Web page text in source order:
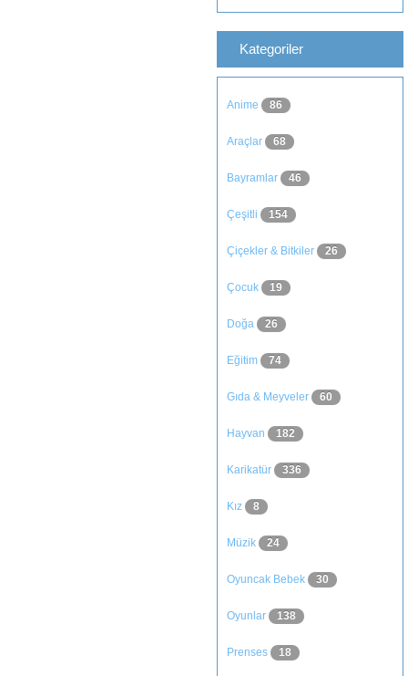
Kategoriler
Anime 86
Araçlar 68
Bayramlar 46
Çeşitli 154
Çiçekler & Bitkiler 26
Çocuk 19
Doğa 26
Eğitim 74
Gıda & Meyveler 60
Hayvan 182
Karikatür 336
Kız 8
Müzik 24
Oyuncak Bebek 30
Oyunlar 138
Prenses 18